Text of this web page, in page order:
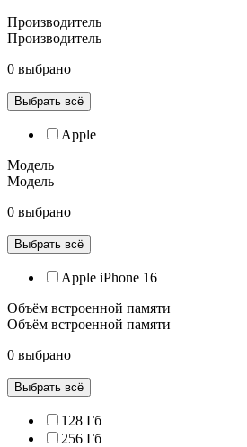
Производитель
Производитель
0 выбрано
Выбрать всё
Apple
Модель
Модель
0 выбрано
Выбрать всё
Apple iPhone 16
Объём встроенной памяти
Объём встроенной памяти
0 выбрано
Выбрать всё
128 Гб
256 Гб